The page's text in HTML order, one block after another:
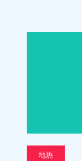
地热